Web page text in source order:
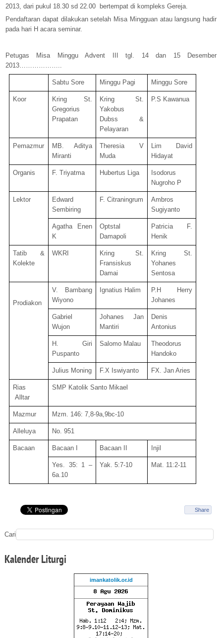
2013, dari pukul 18.30 sd 22.00
bertempat di kompleks Gereja.
Pendaftaran dapat dilakukan setelah Misa Mingguan atau langsung hadir
pada hari H acara seminar.
Petugas Misa Minggu Advent III tgl. 14 dan 15 Desember
2013………………..
Sabtu Sore Minggu Pagi Minggu Sore
Koor
Kring St.
Gregorius
Prapatan
Kring St.
Yakobus
Dubss &
Pelayaran
P.S Kawanua
Pemazmur
MB. Aditya
Miranti
Theresia V
Muda
Lim David
Hidayat
Organis F. Triyatma Hubertus Liga
Isodorus
Nugroho P
Lektor
Edward
Sembiring
F. Citraningrum
Ambros
Sugiyanto
Agatha Enen
K
Optstal
Damapoli
Patricia F.
Henik
Tatib &
Kolekte
WKRI
Kring St.
Fransiskus
Damai
Kring St.
Yohanes
Sentosa
Prodiakon
V. Bambang
Wiyono
Ignatius Halim
P.H Herry
Johanes
Gabriel
Wujon
Johanes Jan
Mantiri
Denis
Antonius
H. Giri
Puspanto
Salomo Malau
Theodorus
Handoko
Julius Moning F.X Iswiyanto FX. Jan Aries
Rias
Alltar
SMP Katolik Santo Mikael
Mazmur Mzm. 146: 7,8-9a,9bc-10
Alleluya No. 951
Bacaan Bacaan I Bacaan II Injil
Yes. 35: 1 –
6a.10
Yak. 5:7-10 Mat. 11:2-11
Share
Cari
KalenderLiturgi
imankatolik.or.id